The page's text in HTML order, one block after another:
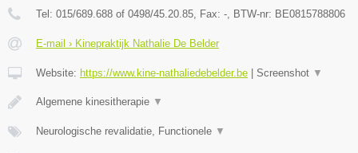
Tel: 015/689.688 of 0498/45.20.85, Fax: -, BTW-nr: BE0815788806
E-mail › Kinepraktijk Nathalie De Belder
Website: https://www.kine-nathaliedebelder.be Screenshot ▼
Algemene kinesitherapie ▼
Neurologische revalidatie, Functionele ▼